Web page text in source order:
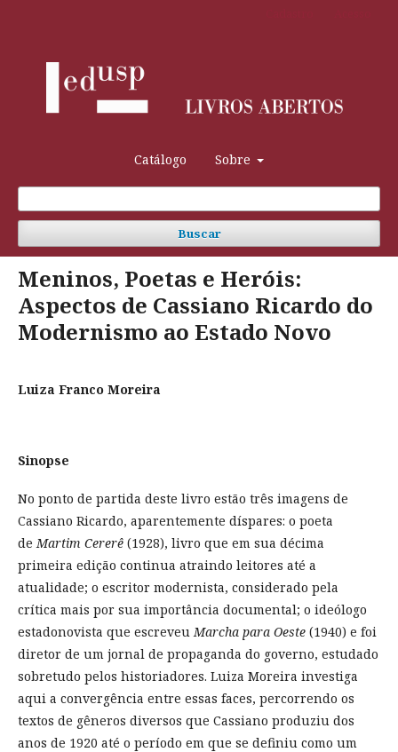
Catálogo Sobre
Buscar
Meninos, Poetas e Heróis:
Aspectos de Cassiano Ricardo do
Modernismo ao Estado Novo
Luiza Franco Moreira
Sinopse
No ponto de partida deste livro estão três imagens de
Cassiano Ricardo, aparentemente díspares: o poeta
deMartim Cererê (1928), livro que em sua décima
primeira edição continua atraindo leitores até a
atualidade; o escritor modernista, considerado pela
crítica mais por sua importância documental; o ideólogo
estadonovista que escreveuMarcha para Oeste (1940) e foi
diretor de um jornal de propaganda do governo, estudado
sobretudo pelos historiadores. Luiza Moreira investiga
aqui a convergência entre essas faces, percorrendo os
textos de gêneros diversos que Cassiano produziu dos
anos de 1920 até o período em que se definiu como um